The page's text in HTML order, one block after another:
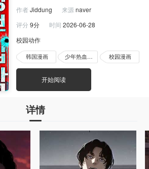
作者 Jiddung 来源 naver
评分 9分 时间 2026-06-28
校园动作
韩国漫画 少年热血漫画 校园漫画
开始阅读
详情